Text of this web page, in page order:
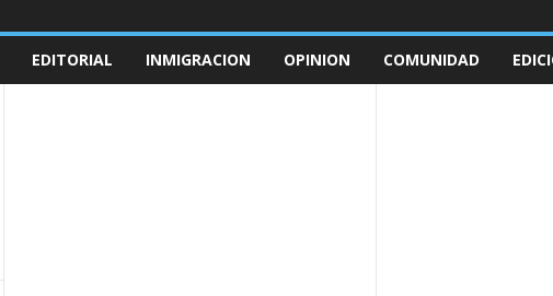
EDITORIAL INMIGRACION OPINION COMUNIDAD